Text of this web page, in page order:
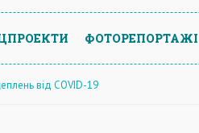
ФОТОРЕПОРТАЖІ
від COVID-19